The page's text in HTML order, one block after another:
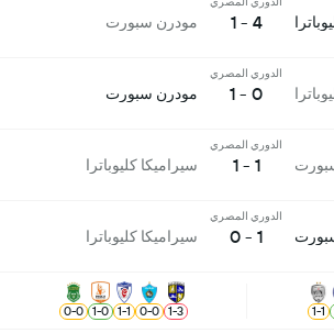
4 - 1 مودرن سبورت
الدوري المصري
0 - 1 مودرن سبورت
الدوري المصري
1 - 1 سيراميكا كليوباترا
الدوري المصري
1 - 0 سيراميكا كليوباترا
1
-
1
3
-
1
0
-
0
1
-
1
0
-
1
0
-
0